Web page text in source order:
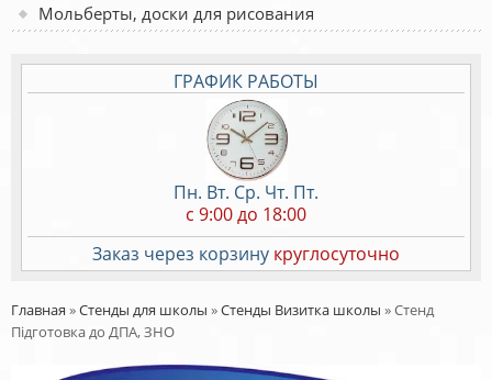
Мольберты, доски для рисования
ГРАФИК РАБОТЫ
Пн. Вт. Ср. Чт. Пт.
c 9:00 до 18:00
Заказ через корзину круглосуточно
Главная »Стенды для школы »Стенды Визитка школы »Стенд
Підготовка до ДПА, ЗНО